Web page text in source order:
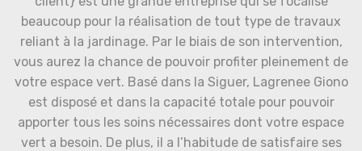
beaucoup pour la réalisation de tout type de travaux
reliant à la jardinage. Par le biais de son intervention,
vous aurez la chance de pouvoir profiter pleinement de
votre espace vert. Basé dans la Siguer, Lagrenee Giono
est disposé et dans la capacité totale pour pouvoir
apporter tous les soins nécessaires dont votre espace
vert a besoin. De plus, il a l’habitude de satisfaire ses